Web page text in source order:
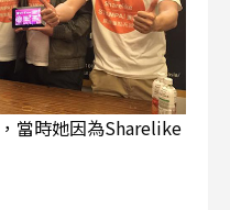
當時她因為Sharelike